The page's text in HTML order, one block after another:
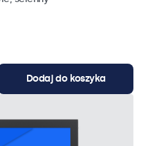
Dodaj do koszyka